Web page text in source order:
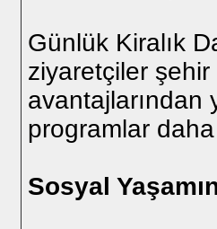
Günlük Kiralık
ziyaretçiler
avantajlarından
programlar
Sosyal